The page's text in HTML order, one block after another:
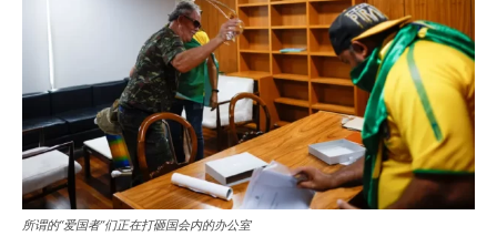
所谓的“爱国者”们正在打砸国会内的办公室